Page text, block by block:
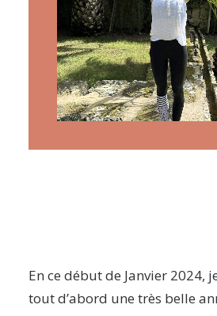
podcast
ARTICLES
YOGA
faire le
En ce début de Janvier 2024,
tout d’abord une très belle